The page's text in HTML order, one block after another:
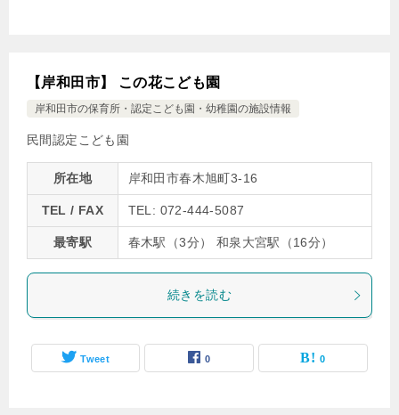
【岸和田市】 この花こども園
岸和田市の保育所・認定こども園・幼稚園の施設情報
民間認定こども園
所在地 岸和田市春木旭町3-16
TEL / FAX TEL: 072-444-5087
最寄駅 春木駅（3分） 和泉大宮駅（16分）
続きを読む
Tweet 0 0